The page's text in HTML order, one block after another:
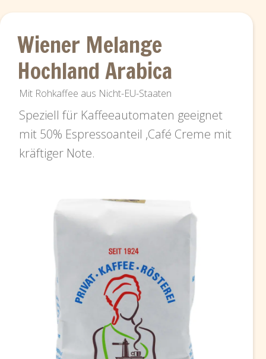
Wiener Melange
Hochland Arabica
Mit Rohkaffee aus Nicht-EU-Staaten
Speziell für Kaffeeautomaten geeignet
mit 50% Espressoanteil ,Café Creme mit
kräftiger Note.